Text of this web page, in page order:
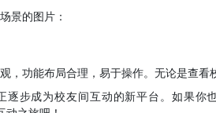
景的图片：
功能布局合理，易于操作。无论是查看
步成为校友间互动的新平台。如果你